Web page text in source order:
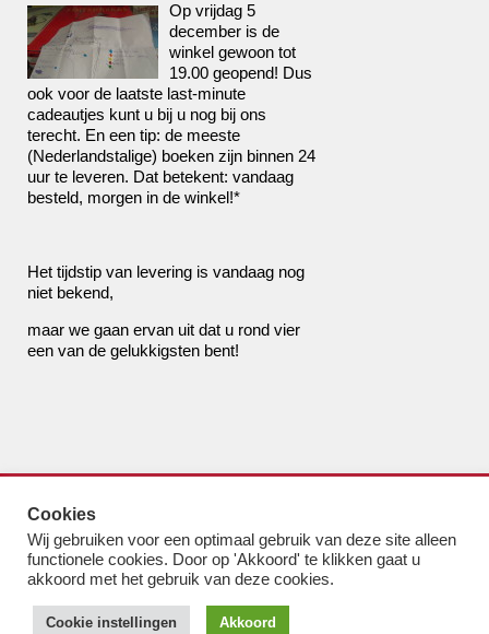
Op vrijdag 5
december is de
winkel gewoon tot
19.00 geopend! Dus
ook voor de laatste last-minute
cadeautjes kunt u bij u nog bij ons
terecht. En een tip: de meeste
(Nederlandstalige) boeken zijn binnen 24
uur te leveren. Dat betekent: vandaag
besteld, morgen in de winkel!*
Het tijdstip van levering is vandaag nog
niet bekend,
maar we gaan ervan uit dat u rond vier
een van de gelukkigsten bent!
bestel@boekhandelvanpampus.nl
van Eesterenlaan 17
1019 JK Amsterdam
u appt ons 06 1544 8310
u belt ons 020 419 3023
Cookies
Wij gebruiken voor een optimaal gebruik van deze site alleen
functionele cookies. Door op 'Akkoord' te klikken gaat u
akkoord met het gebruik van deze cookies.
Cookie instellingen Akkoord